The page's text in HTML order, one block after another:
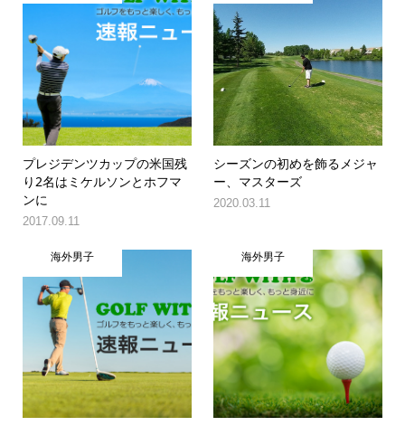
プレジデンツカップの米国残
り2名はミケルソンとホフマ
ンに
2017.09.11
シーズンの初めを飾るメジャ
ー、マスターズ
2020.03.11
海外男子 海外男子